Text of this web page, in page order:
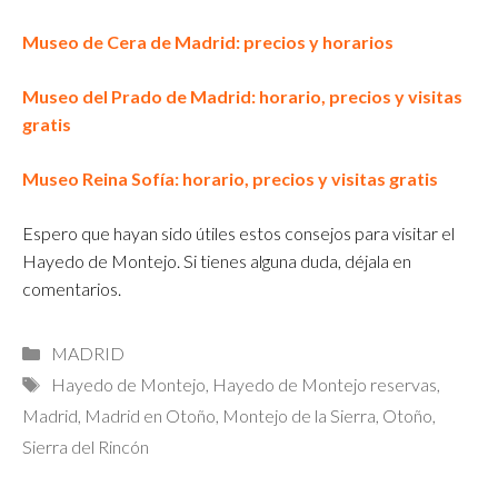
Museo de Cera de Madrid: precios y horarios
Museo del Prado de Madrid: horario, precios y visitas
gratis
Museo Reina Sofía: horario, precios y visitas gratis
Espero que hayan sido útiles estos consejos para visitar el
Hayedo de Montejo. Si tienes alguna duda, déjala en
comentarios.
Categorías
MADRID
Etiquetas
Hayedo de Montejo, Hayedo de Montejo reservas,
Madrid, Madrid en Otoño, Montejo de la Sierra, Otoño,
Sierra del Rincón